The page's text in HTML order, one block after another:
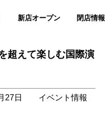
新店オープン 閉店情報
超えて楽しむ国際演
27日 イベント情報